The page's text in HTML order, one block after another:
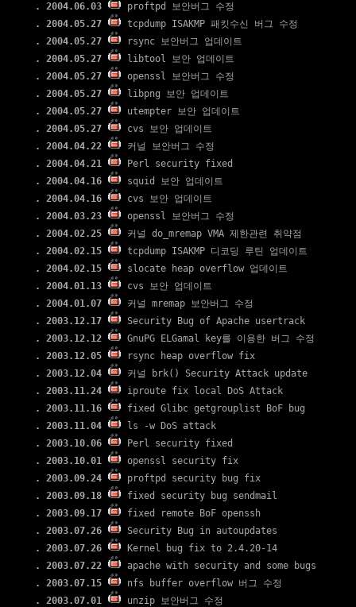
. 2004.06.03
proftpd 보안버그 수정
. 2004.05.27
tcpdump ISAKMP 패킷수신 버그 수정
. 2004.05.27
rsync 보안버그 업데이트
. 2004.05.27
libtool 보안 업데이트
. 2004.05.27
openssl 보안버그 수정
. 2004.05.27
libpng 보안 업데이트
. 2004.05.27
utempter 보안 업데이트
. 2004.05.27
cvs 보안 업데이트
. 2004.04.22
커널 보안버그 수정
. 2004.04.21
Perl security fixed
. 2004.04.16
squid 보안 업데이트
. 2004.04.16
cvs 보안 업데이트
. 2004.03.23
openssl 보안버그 수정
. 2004.02.25
커널 do_mremap VMA 제한관련 취약점
. 2004.02.15
tcpdump ISAKMP 디코딩 루틴 업데이트
. 2004.02.15
slocate heap overflow 업데이트
. 2004.01.13
cvs 보안 업데이트
. 2004.01.07
커널 mremap 보안버그 수정
. 2003.12.17
Security Bug of Apache usertrack
. 2003.12.12
GnuPG ELGamal key를 이용한 버그 수정
. 2003.12.05
rsync heap overflow fix
. 2003.12.04
커널 brk() Security Attack update
. 2003.11.24
iproute fix local DoS Attack
. 2003.11.16
fixed Glibc getgrouplist BoF bug
. 2003.11.04
ls -w DoS attack
. 2003.10.06
Perl security fixed
. 2003.10.01
openssl security fix
. 2003.09.24
proftpd security bug fix
. 2003.09.18
fixed security bug sendmail
. 2003.09.17
fixed remote BoF openssh
. 2003.07.26
Security Bug in autoupdates
. 2003.07.26
Kernel bug fix to 2.4.20-14
. 2003.07.22
apache with security and some bugs
. 2003.07.15
nfs buffer overflow 버그 수정
. 2003.07.01
unzip 보안버그 수정